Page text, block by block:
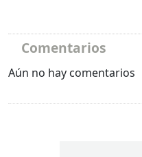
Comentarios
Aún no hay comentarios